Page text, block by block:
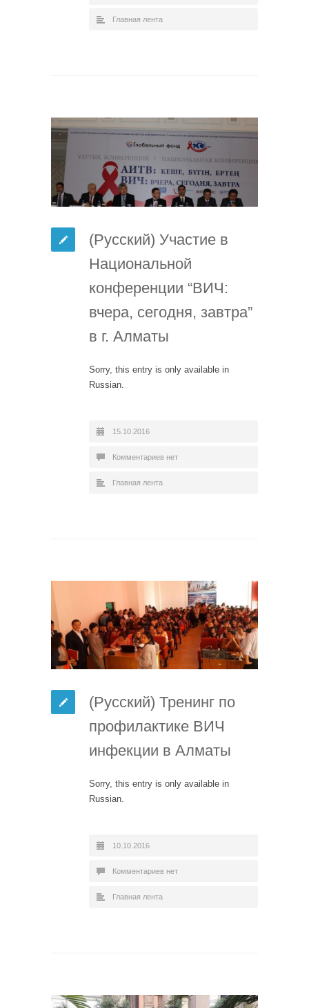
Главная лента
(Русский) Участие в
Национальной
конференции “ВИЧ:
вчера, сегодня, завтра”
в г. Алматы
Sorry, this entry is only available in
Russian.
15.10.2016
Комментариев нет
Главная лента
(Русский) Тренинг по
профилактике ВИЧ
инфекции в Алматы
Sorry, this entry is only available in
Russian.
10.10.2016
Комментариев нет
Главная лента